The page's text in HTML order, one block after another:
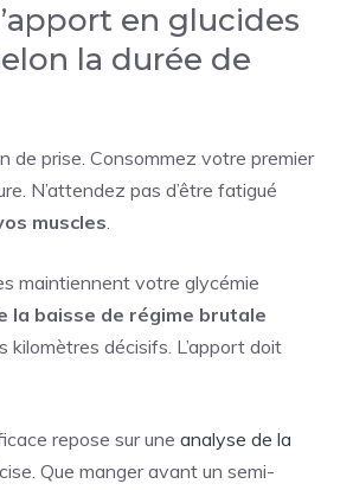
en glucides
la durée de
de prise. Consommez votre premier
N’attendez pas d’être fatigué
muscles.
maintiennent votre glycémie
la baisse de régime brutale
kilomètres décisifs. L’apport doit
repose sur une analyse de la
Que manger avant un semi-